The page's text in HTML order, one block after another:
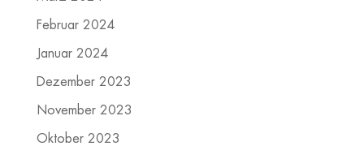
Februar 2024
Januar 2024
Dezember 2023
November 2023
Oktober 2023